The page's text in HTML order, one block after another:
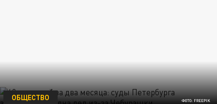
ФОТО: FREEPIK
ОБЩЕСТВО